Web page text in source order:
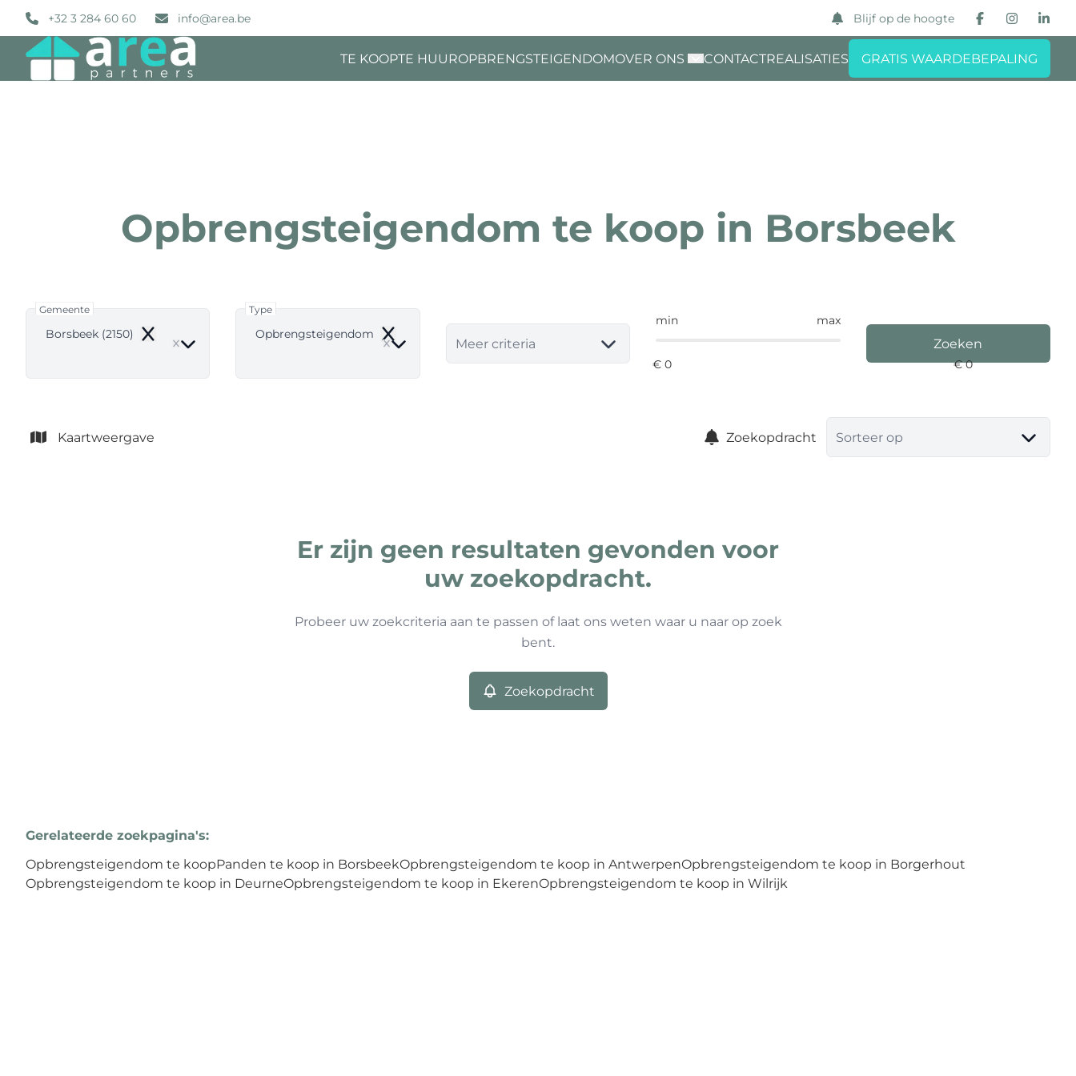
Ga naar hoofdinhoud
+32 3 284 60 60 info@area.be Blijf op de hoogte
TE KOOPTE HUUROPBRENGSTEIGENDOMOVER ONS CONTACTREALISATIES GRATIS WAARDEBEPALING
Opbrengsteigendom te koop in Borsbeek
Gemeente
Borsbeek (2150) Remove
Type
Opbrengsteigendom Remove Meer criteria
min max
Zoeken
Kaartweergave Zoekopdracht Sorteer op
Er zijn geen resultaten gevonden voor
uw zoekopdracht.
Probeer uw zoekcriteria aan te passen of laat ons weten waar u naar op zoek
bent.
Zoekopdracht
Gerelateerde zoekpagina's:
Opbrengsteigendom te koopPanden te koop in BorsbeekOpbrengsteigendom te koop in AntwerpenOpbrengsteigendom te koop in Borgerhout
Opbrengsteigendom te koop in DeurneOpbrengsteigendom te koop in EkerenOpbrengsteigendom te koop in Wilrijk